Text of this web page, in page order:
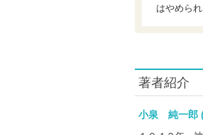
はやめら
著者紹介
小泉 純一郎